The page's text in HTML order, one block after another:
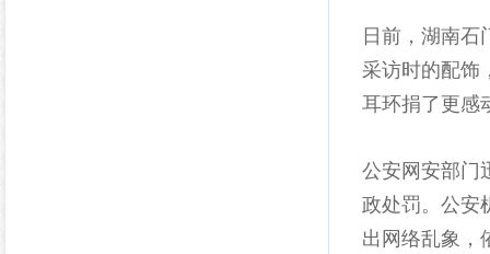
日前，湖南石
采访时的配饰
耳环捐了更感
公安网安部门
政处罚。公安
出网络乱象，